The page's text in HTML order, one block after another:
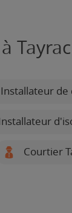
Tayrac
Installateur de
Courtier